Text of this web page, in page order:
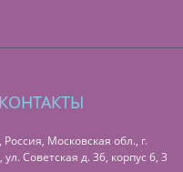
Россия, Московская обл., г.
Советская д. 36, корпус 6, 3